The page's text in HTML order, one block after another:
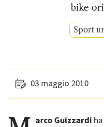
bike
Sport
03 maggio 2010
Marco Guizzardi